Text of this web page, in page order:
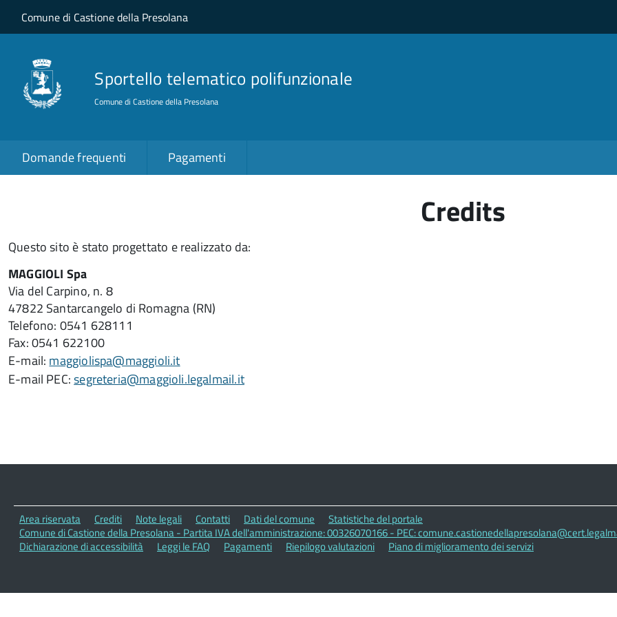
Salta al contenuto principale
Skip to site navigation
Comune di Castione della Presolana
Sportello telematico polifunzionale
Comune di Castione della Presolana
Domande frequenti Pagamenti
Credits
Questo sito è stato progettato e realizzato da:
MAGGIOLI Spa
Via del Carpino, n. 8
47822 Santarcangelo di Romagna (RN)
Telefono: 0541 628111
Fax: 0541 622100
E-mail: maggiolispa@maggioli.it
E-mail PEC:segreteria@maggioli.legalmail.it
Area riservata Crediti Note legali Contatti Dati del comune
Statistiche del portale
Comune di Castione della Presolana - Partita IVA dell'amministrazione: 00326070166 - PEC:
Dichiarazione di accessibilità
Leggi le FAQ Pagamenti Riepilogo valutazioni
Piano di miglioramento dei servizi